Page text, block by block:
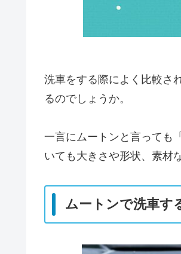
洗車をする際によく比較さ
るのでしょうか。
一言にムートンと言っても
いても大きさや形状、素材
ムートンで洗車す